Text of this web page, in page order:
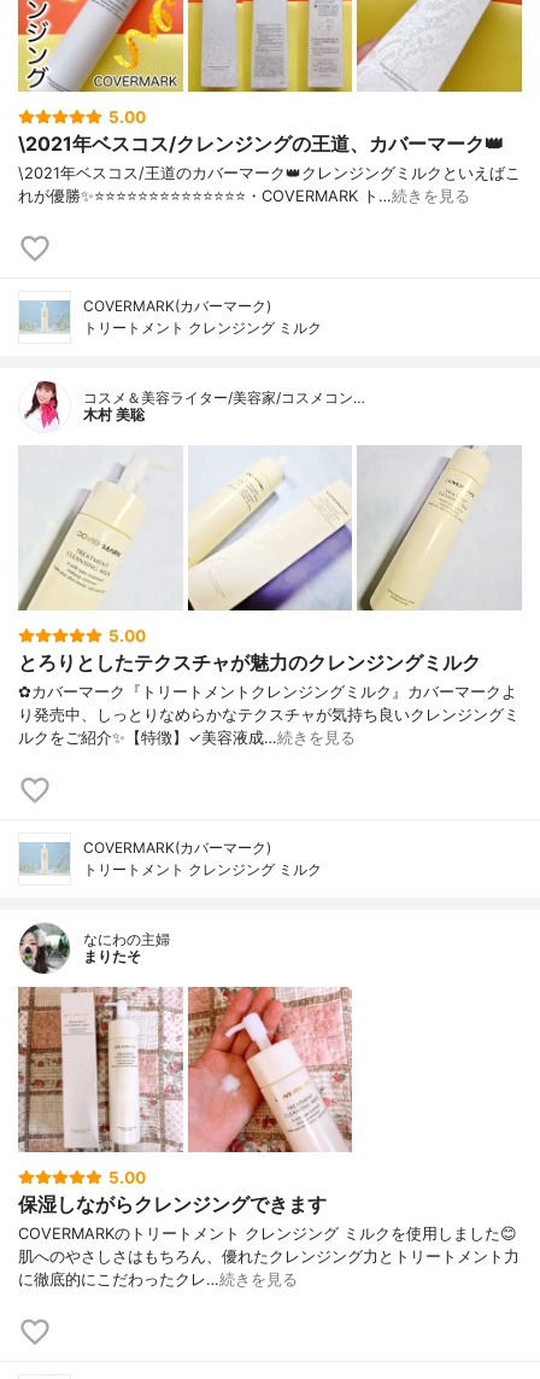
5.00
\2021年ベスコス/クレンジングの王道、カバーマーク👑
\2021年ベスコス/王道のカバーマーク👑クレンジングミルクといえばこ
れが優勝✨⭐️⭐️⭐️⭐️⭐️⭐️⭐️⭐️⭐️⭐️⭐️⭐️⭐️⭐️・COVERMARK ト…続きを見る
COVERMARK(カバーマーク)
トリートメント クレンジング ミルク
コスメ＆美容ライター/美容家/コスメコン…
木村 美聡
5.00
とろりとしたテクスチャが魅力のクレンジングミルク
✿カバーマーク『トリートメントクレンジングミルク』カバーマークよ
り発売中、しっとりなめらかなテクスチャが気持ち良いクレンジングミ
ルクをご紹介✨【特徴】✓美容液成…続きを見る
COVERMARK(カバーマーク)
トリートメント クレンジング ミルク
なにわの主婦
まりたそ
5.00
保湿しながらクレンジングできます
COVERMARKのトリートメント クレンジング ミルクを使用しました😊
肌へのやさしさはもちろん、優れたクレンジング力とトリートメント力
に徹底的にこだわったクレ…続きを見る